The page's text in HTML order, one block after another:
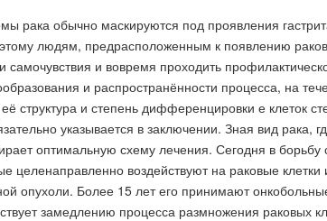
рака обычно маскируются под проявления
людям, предрасположенным к появлению
самочувствия и вовремя проходить
и распространённости процесса, на
структура и степень дифференцировки е клеток
указывается в заключении. Зная вид рака,
оптимальную схему лечения. Сегодня в борьбу
целенаправленно воздействуют на раковые клетки
опухоли. Более 15 лет его принимают
замедлению процесса размножения раковых